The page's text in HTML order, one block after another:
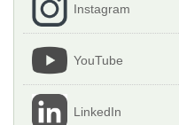
Instagram
YouTube
LinkedIn